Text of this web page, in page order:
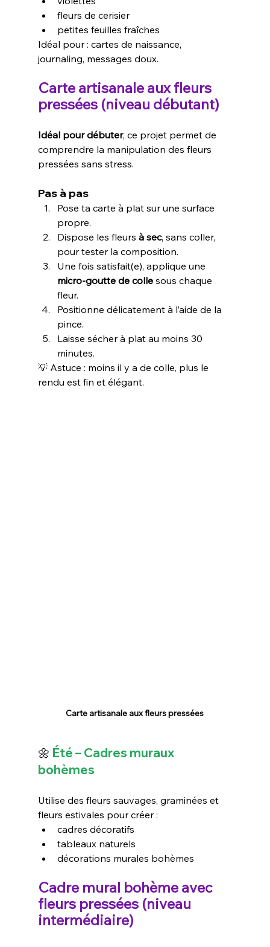
fleurs de cerisier
petites feuilles fraîches
Idéal pour : cartes de naissance,
journaling, messages doux.
Carte artisanale aux fleurs
pressées (niveau débutant)
Idéal pour débuter, ce projet permet de
comprendre la manipulation des fleurs
pressées sans stress.
Pas à pas
Pose ta carte à plat sur une surface
propre.
Dispose les fleurs à sec, sans coller,
pour tester la composition.
Une fois satisfait(e), applique une
micro-goutte de colle sous chaque
fleur.
Positionne délicatement à l’aide de la
pince.
Laisse sécher à plat au moins 30
minutes.
💡 Astuce : moins il y a de colle, plus le
rendu est fin et élégant.
Carte artisanale aux fleurs pressées
🌼 Été – Cadres muraux
bohèmes
Utilise des fleurs sauvages, graminées et
fleurs estivales pour créer :
cadres décoratifs
tableaux naturels
décorations murales bohèmes
Cadre mural bohème avec
fleurs pressées (niveau
intermédiaire)